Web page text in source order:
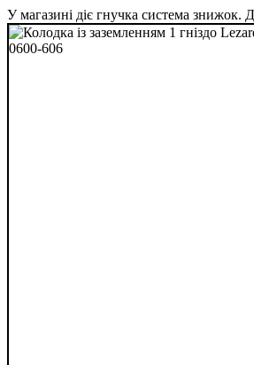
У магазині діє гнучка система знижок.